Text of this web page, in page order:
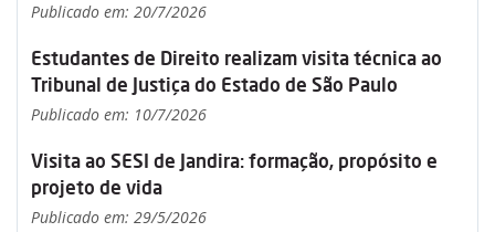
Publicado em: 20/7/2026
Estudantes de Direito realizam visita técnica ao
Tribunal de Justiça do Estado de São Paulo
Publicado em: 10/7/2026
Visita ao SESI de Jandira: formação, propósito e
projeto de vida
Publicado em: 29/5/2026